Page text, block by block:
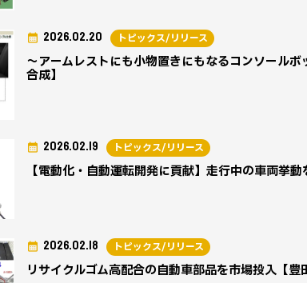
～アームレストにも小物置きにもなるコンソール
合成】
2026.02.20 トピックス/リリース
【電動化・自動運転開発に貢献】走行中の車両挙
2026.02.19 トピックス/リリース
リサイクルゴム高配合の自動車部品を市場投入【豊
2026.02.18 トピックス/リリース